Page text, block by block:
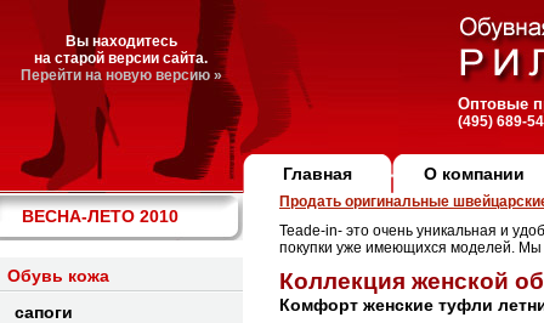
Вы находитесь
на старой версии сайта.
Перейти на новую версию »
Оптовые
(495) 689-
Главная О компании
ВЕСНА-ЛЕТО 2010
Обувь кожа
сапоги
Продать оригинальные
Teade-in- это очень уникальная и
покупки уже имеющихся моделей. Мы
Коллекция женской
Комфорт женские туфли